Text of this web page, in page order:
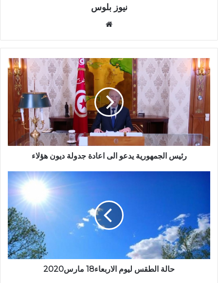
نيوز بلوس
رئيس الجمهورية يدعو الى اعادة جدولة ديون هؤلاء
حالة الطقس ليوم الاربعاء18 مارس2020